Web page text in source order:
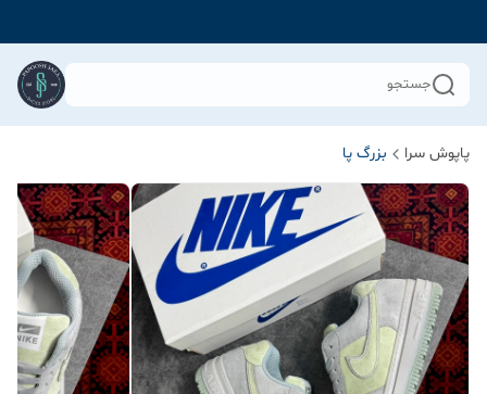
جستجو
پاپوش سرا بزرگ پا